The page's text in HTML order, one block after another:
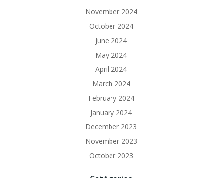
November 2024
October 2024
June 2024
May 2024
April 2024
March 2024
February 2024
January 2024
December 2023
November 2023
October 2023